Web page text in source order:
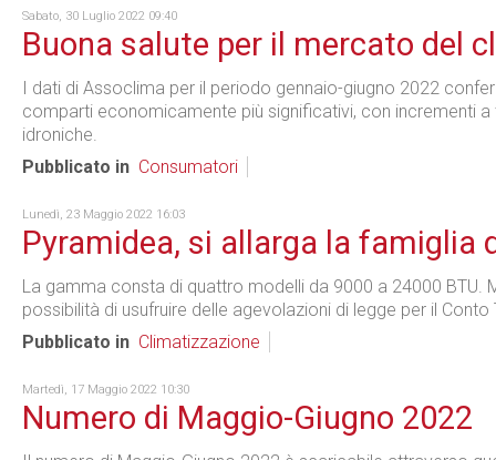
Sabato, 30 Luglio 2022 09:40
Buona salute per il mercato del
I dati di Assoclima per il periodo gennaio-giugno 2022
comparti economicamente più significativi, con incrementi
idroniche.
Pubblicato in Consumatori
Lunedì, 23 Maggio 2022 16:03
Pyramidea, si allarga la famiglia
La gamma consta di quattro modelli da 9000 a 24000 BTU.
possibilità di usufruire delle agevolazioni di legge per il Conto
Pubblicato in Climatizzazione
Martedì, 17 Maggio 2022 10:30
Numero di Maggio-Giugno 2022